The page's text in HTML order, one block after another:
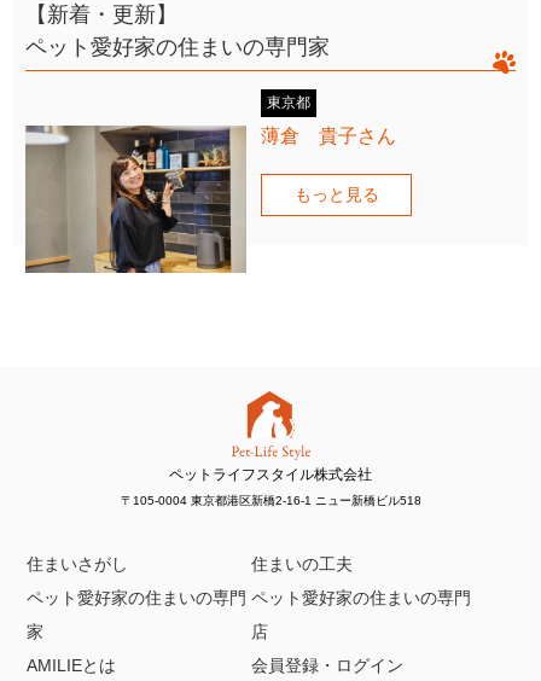
【新着・更新】
ペット愛好家の住まいの専門家
東京都
薄倉 貴子さん
もっと見る
ペットライフスタイル株式会社
〒105-0004 東京都港区新橋2-16-1 ニュー新橋ビル518
住まいさがし
住まいの工夫
ペット愛好家の住まいの専門
家
ペット愛好家の住まいの専門
店
AMILIEとは
会員登録・ログイン